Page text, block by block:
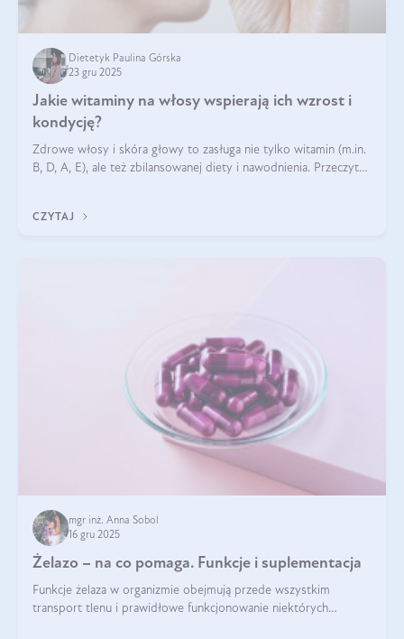
Dietetyk Paulina Górska
23 gru 2025
Jakie witaminy na włosy wspierają ich wzrost i
kondycję?
Zdrowe włosy i skóra głowy to zasługa nie tylko witamin (m.in.
B, D, A, E), ale też zbilansowanej diety i nawodnienia. Przeczytaj
CZYTAJ
mgr inż. Anna Sobol
16 gru 2025
Żelazo – na co pomaga. Funkcje i suplementacja
Funkcje żelaza w organizmie obejmują przede wszystkim
transport tlenu i prawidłowe funkcjonowanie niektórych